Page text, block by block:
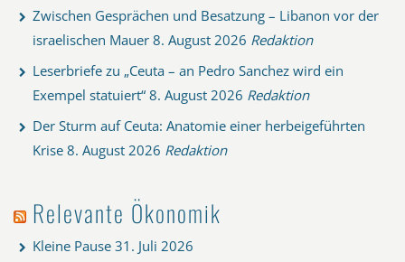
Zwischen Gesprächen und Besatzung – Libanon vor der
israelischen Mauer 8. August 2026 Redaktion
Leserbriefe zu „Ceuta – an Pedro Sanchez wird ein
Exempel statuiert“ 8. August 2026 Redaktion
Der Sturm auf Ceuta: Anatomie einer herbeigeführten
Krise 8. August 2026 Redaktion
Relevante Ökonomik
Kleine Pause 31. Juli 2026